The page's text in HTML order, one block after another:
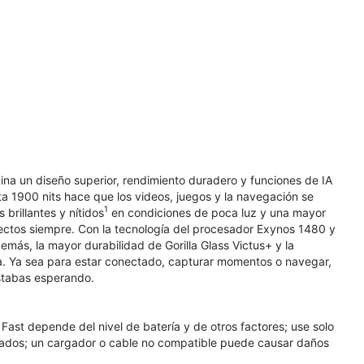
un diseño superior, rendimiento duradero y funciones de IA
1900 nits hace que los videos, juegos y la navegación se
brillantes y nítidos1 en condiciones de poca luz y una mayor
siempre. Con la tecnología del procesador Exynos 1480 y
la mayor durabilidad de Gorilla Glass Victus+ y la
sea para estar conectado, capturar momentos o navegar,
esperando.
depende del nivel de batería y de otros factores; use solo
un cargador o cable no compatible puede causar daños